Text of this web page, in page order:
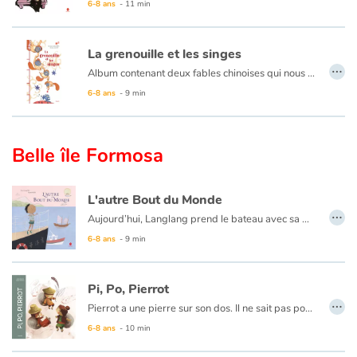
Catalogue anglais
Contraste +
Aide
Accueil
Famille
Écoles
Médiathèques
Vidéos & Tutoriaux
6-8 ans - 11 min
La grenouille et les singes
Album contenant deux fables chinoises qui nous apprennent que les vérités du monde s’offrent toujours partiellement à qui n’y prend garde ! Fable 1 : Une grenouille, du fond de son puits, imagine que le monde est bleu et rond. Une tortue passant par-là, l’invite à voir plus grand. Fable 2 : Faute de vivres, un homme doit réduire la ration quotidienne de ses singes. Alors : beaucoup le matin et peu le soir ou inversement ? À voir !
6-8 ans - 9 min
…
Belle île Formosa
L'autre Bout du Monde
Aujourd’hui, Langlang prend le bateau avec sa maman : ils vont au village de pêcheurs où habite grand-mère. Le jeune garçon vient d’avoir six ans. Il entrera à l’école demain pour apprendre à lire et à écrire, et aussi à s’y faire des amis. C’est pour cela que grand-mère souhaite lui offrir un cadeau très… symbolique.
6-8 ans - 9 min
…
Pi, Po, Pierrot
Pierrot a une pierre sur son dos. Il ne sait pas pourquoi il doit la porter, mais d’aussi loin qu’il s’en souvienne, la pierre a toujours été là, sur son dos. Et il n’est pas le seul ; avec ses deux frères Pi et Po, Pierrot vit dans un royaume paisible où tout le monde porte une pierre sur le dos. Jusqu’au jour où il faudra traverser la rivière pour sauver la princesse…
6-8 ans - 10 min
…